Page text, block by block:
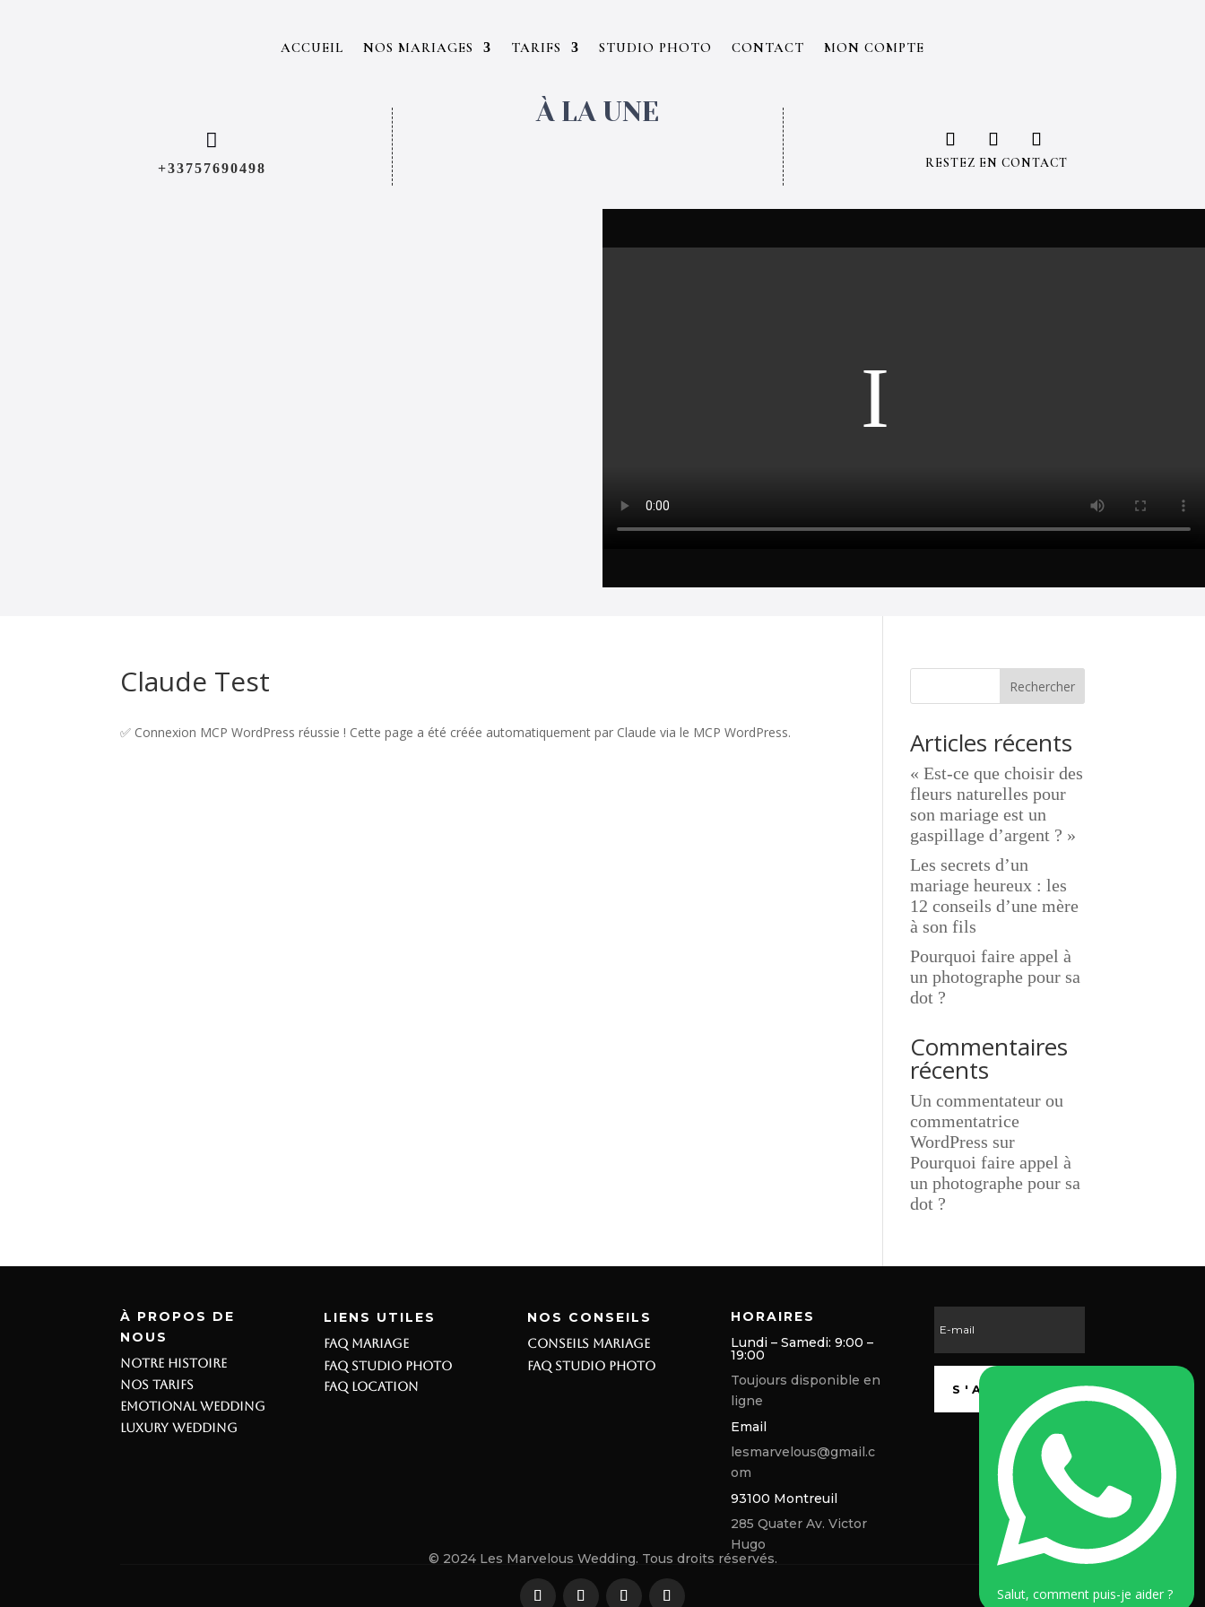
ACCUEIL NOS MARIAGES TARIFS STUDIO PHOTO CONTACT MON COMPTE

+33757690498
À LA UNE
RESTEZ EN CONTACT
Claude Test
✅ Connexion MCP WordPress réussie ! Cette page a été créée automatiquement par Claude via le MCP WordPress.
Rechercher
Articles récents
« Est-ce que choisir des
fleurs naturelles pour
son mariage est un
gaspillage d’argent ? »
Les secrets d’un
mariage heureux : les
12 conseils d’une mère
à son fils
Pourquoi faire appel à
un photographe pour sa
dot ?
Commentaires
récents
Un commentateur ou
commentatrice
WordPress sur
Pourquoi faire appel à
un photographe pour sa
dot ?
À PROPOS DE
NOUS
NOTRE HISTOIRE
NOS TARIFS
EMOTIONAL WEDDING
LUXURY WEDDING
LIENS UTILES
FAQ MARIAGE
FAQ STUDIO PHOTO
FAQ LOCATION
NOS CONSEILS
CONSEILS MARIAGE
FAQ STUDIO PHOTO
HORAIRES
Lundi – Samedi: 9:00 –
19:00
Toujours disponible en
ligne
Email
lesmarvelous@gmail.c
om
93100 Montreuil
285 Quater Av. Victor
Hugo
S'ABONNER
© 2024 Les Marvelous Wedding. Tous droits réservés.
Salut, comment puis-je aider ?